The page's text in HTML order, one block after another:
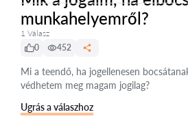
munkahelyemről?
1 Válasz
0
452
Mi a teendő, ha jogellenesen
védhetem meg magam jogilag?
Ugrás a válaszhoz